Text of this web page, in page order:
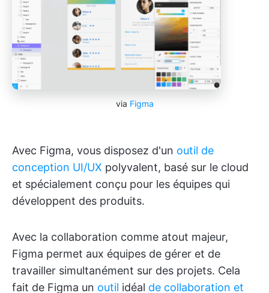
via Figma
Avec Figma, vous disposez d'un outil de
conception UI/UX polyvalent, basé sur le cloud
et spécialement conçu pour les équipes qui
développent des produits.
Avec la collaboration comme atout majeur,
Figma permet aux équipes de gérer et de
travailler simultanément sur des projets. Cela
fait de Figma un outil idéal de collaboration et